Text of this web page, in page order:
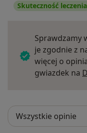
Skuteczność leczenia
Sprawdzamy
je zgodnie z
więcej o
gwiazdek na